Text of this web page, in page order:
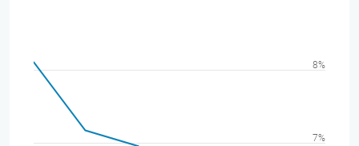
7%
8%